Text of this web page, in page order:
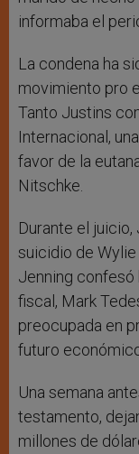
informaba el
La condena ha
movimiento pro
Tanto Justins
Internacional,
favor de la
Nitschke.
Durante el juicio,
suicidio de
Jenning confesó
fiscal, Mark
preocupada en
futuro
Una semana
testamento,
millones de